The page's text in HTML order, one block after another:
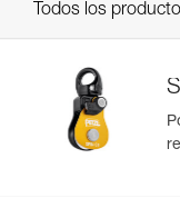
Todos los